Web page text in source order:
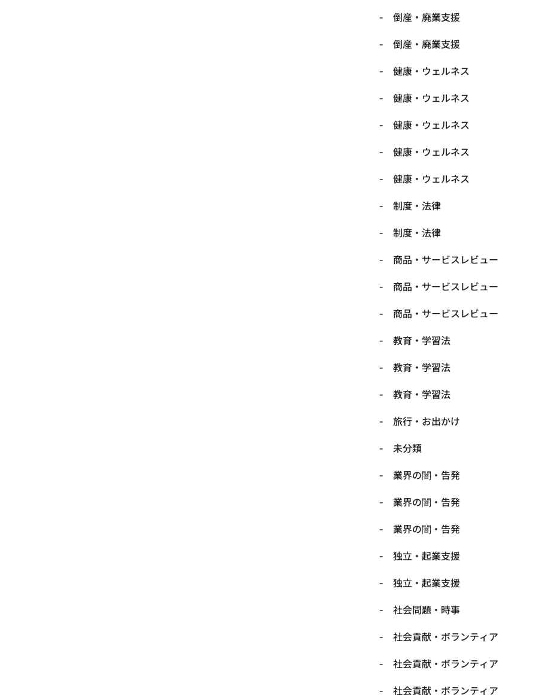
倒産・廃業支援
倒産・廃業支援
健康・ウェルネス
健康・ウェルネス
健康・ウェルネス
健康・ウェルネス
健康・ウェルネス
制度・法律
制度・法律
商品・サービスレビュー
商品・サービスレビュー
商品・サービスレビュー
教育・学習法
教育・学習法
教育・学習法
旅行・お出かけ
未分類
業界の闇・告発
業界の闇・告発
業界の闇・告発
独立・起業支援
独立・起業支援
社会問題・時事
社会貢献・ボランティア
社会貢献・ボランティア
社会貢献・ボランティア